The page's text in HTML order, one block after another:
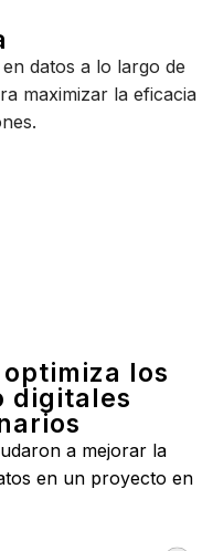
datos a lo largo de
maximizar la eficacia
optimiza los
digitales
a mejorar la
en un proyecto en